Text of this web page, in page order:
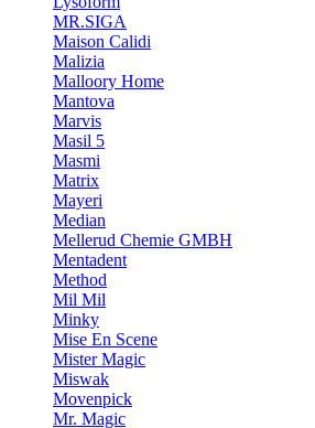
MR.SIGA
Maison Calidi
Malizia
Malloory Home
Mantova
Marvis
Masil 5
Masmi
Matrix
Mayeri
Median
Mellerud Chemie GMBH
Mentadent
Method
Mil Mil
Minky
Mise En Scene
Mister Magic
Miswak
Movenpick
Mr. Magic